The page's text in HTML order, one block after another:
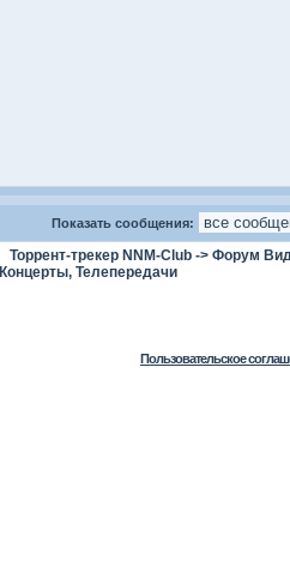
Показать сообщения:
Торрент-трекер NNM-Club -> Форум
Концерты, Телепередачи
Пользовательское